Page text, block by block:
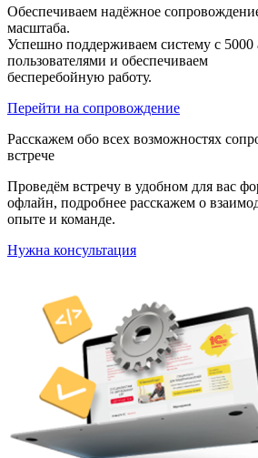
Обеспечиваем надёжное
масштаба.
Успешно поддерживаем систему с
пользователями и обеспечиваем
бесперебойную работу.
Перейти на сопровождение
Расскажем обо всех возможностях
встрече
Проведём встречу в удобном для вас
офлайн, подробнее расскажем о
опыте и команде.
Нужна консультация